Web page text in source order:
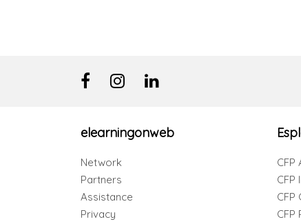
elearningonweb
Network
Partners
Assistance
Privacy
CFP
CFP
CFP
CFP